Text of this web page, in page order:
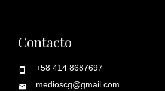
Contacto
+58 414 8687697
medioscg@gmail.com